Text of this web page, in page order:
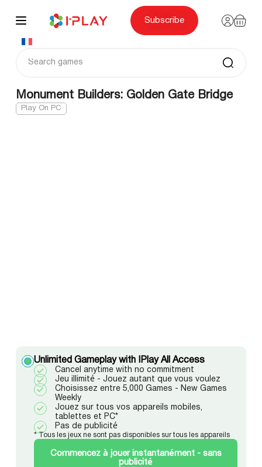
content
Subscribe
Monument Builders: Golden Gate Bridge
Play On PC
Unlimited Gameplay with IPlay All Access
Cancel anytime with no commitment
Jeu illimité - Jouez autant que vous voulez
Choisissez entre 5,000 Games - New Games
Weekly
Jouez sur tous vos appareils mobiles,
tablettes et PC*
Pas de publicité
* Tous les jeux ne sont pas disponibles sur tous les appareils
Commencez à jouer instantanément - sans
publicité